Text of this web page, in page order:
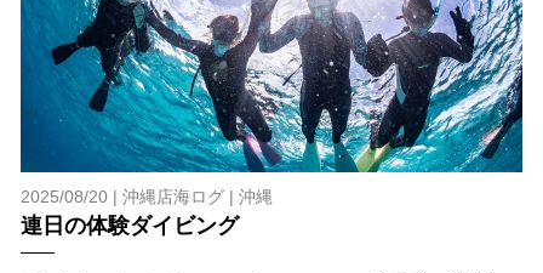
2025/08/20 | 沖縄店海ログ| 沖縄
連日の体験ダイビング